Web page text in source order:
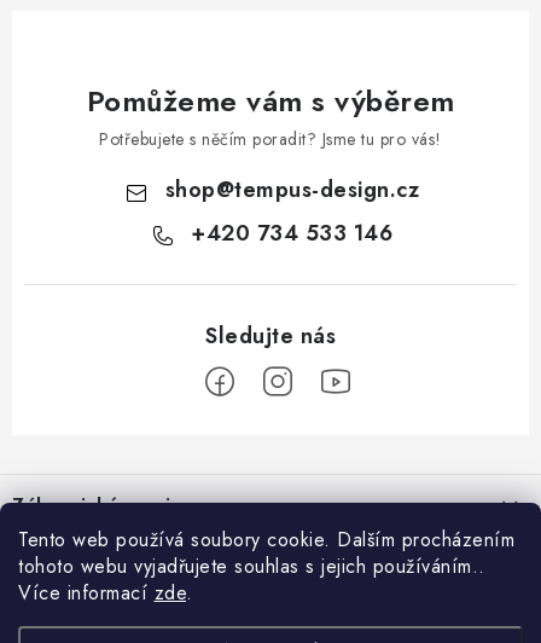
Tento web používá soubory cookie. Dalším procházením
tohoto webu vyjadřujete souhlas s jejich používáním..
Více informací zde.
Pomůžeme vám s výběrem
Potřebujete s něčím poradit? Jsme tu pro vás!
shop@tempus-design.cz
+420 734 533 146
á
pZákaznický servis
Hodnocení obchodu
Registrace do VIP klubu
O nás
Užitečné odkazy
GDPR